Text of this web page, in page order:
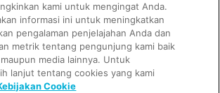
Tempat Makanan & Cafe Viral Jakarta
kami untuk mengingat Anda.
informasi ini untuk meningkatkan
pengalaman penjelajahan Anda dan
metrik tentang pengunjung kami baik
media lainnya. Untuk
lanjut tentang cookies yang kami
Cookie